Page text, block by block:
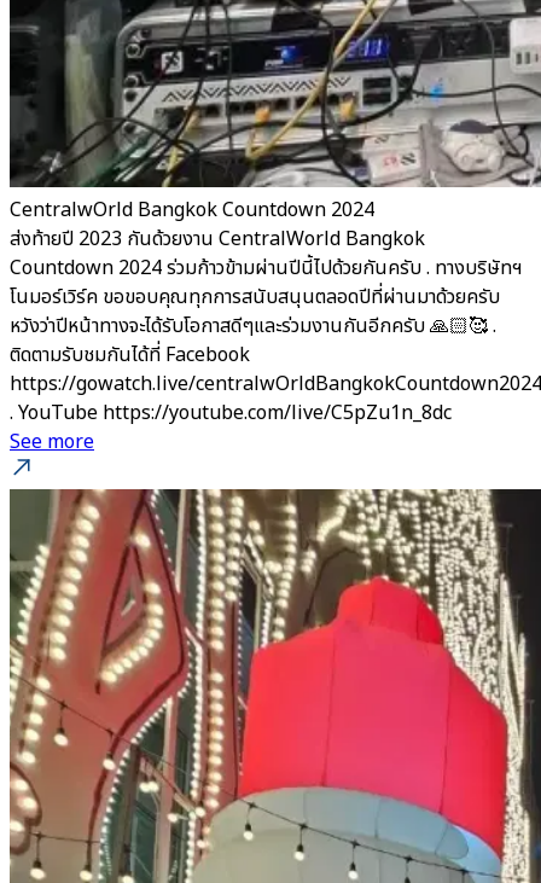
CentralwOrld Bangkok Countdown 2024
ส่งท้ายปี 2023 กันด้วยงาน CentralWorld Bangkok
Countdown 2024 ร่วมก้าวข้ามผ่านปีนี้ไปด้วยกันครับ . ทางบริษัทฯ
โนมอร์เวิร์ค ขอขอบคุณทุกการสนับสนุนตลอดปีที่ผ่านมาด้วยครับ
หวังว่าปีหน้าทางจะได้รับโอกาสดีๆและร่วมงานกันอีกครับ 🙏🏻🥰 .
ติดตามรับชมกันได้ที่ Facebook
https://gowatch.live/centralwOrldBangkokCountdown2024
. YouTube https://youtube.com/live/C5pZu1n_8dc
See more